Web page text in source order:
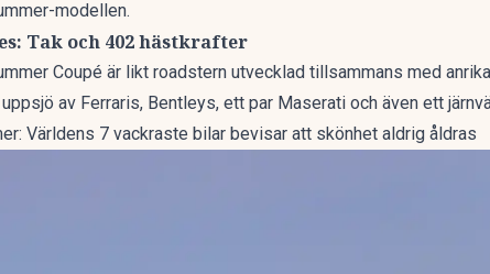
modellen.
Tak och 402 hästkrafter
Coupé är likt roadstern utvecklad tillsammans med
av Ferraris, Bentleys, ett par Maserati och även ett
Världens 7 vackraste bilar bevisar att skönhet aldrig åldras